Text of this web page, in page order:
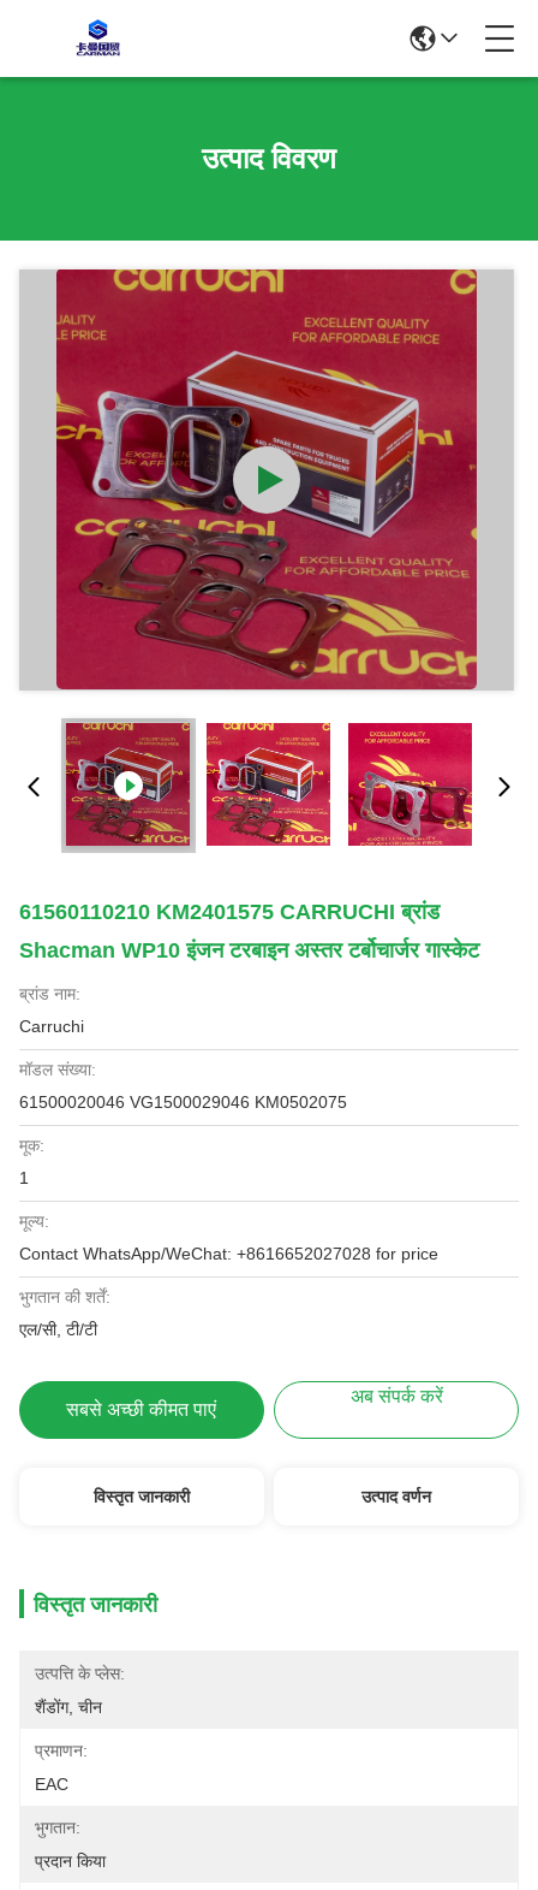
उत्पाद विवरण
61560110210 KM2401575 CARRUCHI ब्रांड
Shacman WP10 इंजन टरबाइन अस्तर टर्बोचार्जर गास्केट
ब्रांड नाम:
Carruchi
मॉडल संख्या:
61500020046 VG1500029046 KM0502075
मूक:
1
मूल्य:
Contact WhatsApp/WeChat: +8616652027028 for price
भुगतान की शर्तें:
एल/सी, टी/टी
सबसे अच्छी कीमत पाएं
अब संपर्क करें
विस्तृत जानकारी उत्पाद वर्णन
विस्तृत जानकारी
उत्पत्ति के प्लेस:
शैंडोंग, चीन
प्रमाणन:
EAC
भुगतान:
प्रदान किया